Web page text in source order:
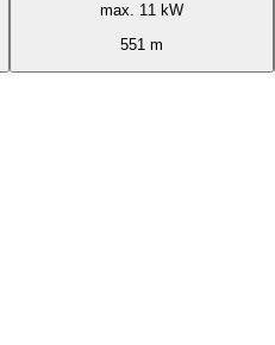
max. 11 kW
551 m